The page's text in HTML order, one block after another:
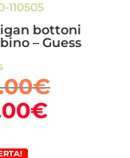
bottoni
– Guess
€Il
€Il